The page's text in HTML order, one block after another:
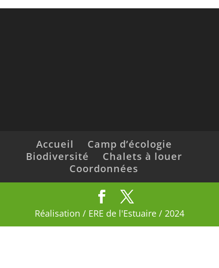
Accueil
Camp d’écologie
Biodiversité
Chalets à louer
Coordonnées
Réalisation / ERE de l'Estuaire / 2024